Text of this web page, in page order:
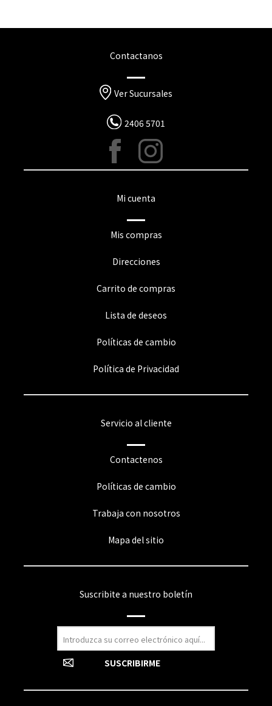
Contactanos
Ver Sucursales
2406 5701
Mi cuenta
Mis compras
Direcciones
Carrito de compras
Lista de deseos
Políticas de cambio
Política de Privacidad
Servicio al cliente
Contactenos
Políticas de cambio
Trabaja con nosotros
Mapa del sitio
Suscribite a nuestro boletín